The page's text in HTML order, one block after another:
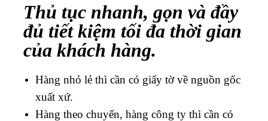
Thủ tục nhanh, gọn và đầy
đủ tiết kiệm tối đa thời gian
của khách hàng.
Hàng nhỏ lẻ thì cần có giấy tờ về nguồn gốc
xuất xứ.
Hàng theo chuyến, hàng công ty thì cần có